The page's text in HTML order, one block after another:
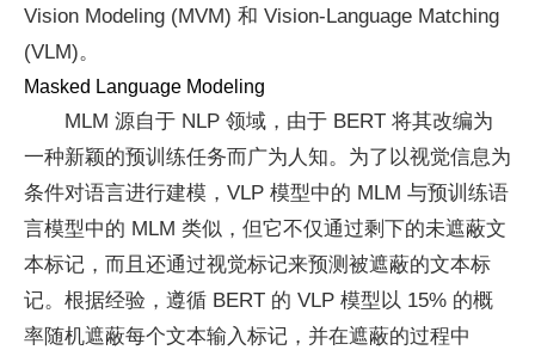
Vision Modeling (MVM) 和 Vision-Language Matching
(VLM)。
Masked Language Modeling
MLM 源自于 NLP 领域，由于 BERT 将其改编为
一种新颖的预训练任务而广为人知。为了以视觉信息为
条件对语言进行建模，VLP 模型中的 MLM 与预训练语
言模型中的 MLM 类似，但它不仅通过剩下的未遮蔽文
本标记，而且还通过视觉标记来预测被遮蔽的文本标
记。根据经验，遵循 BERT 的 VLP 模型以 15% 的概
率随机遮蔽每个文本输入标记，并在遮蔽的过程中